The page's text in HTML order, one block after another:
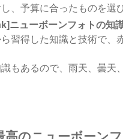
、予算に合ったものを選
ューボーンフォトの知
習得した知識と技術で
もあるので、雨天、曇
のニューボーン